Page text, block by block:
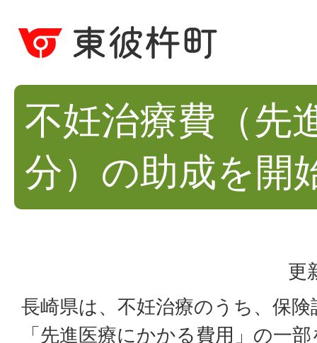
不妊治療費（先
分）の助成を開
更
長崎県は、不妊治療のうち、保
「先進医療にかかる費用」の一